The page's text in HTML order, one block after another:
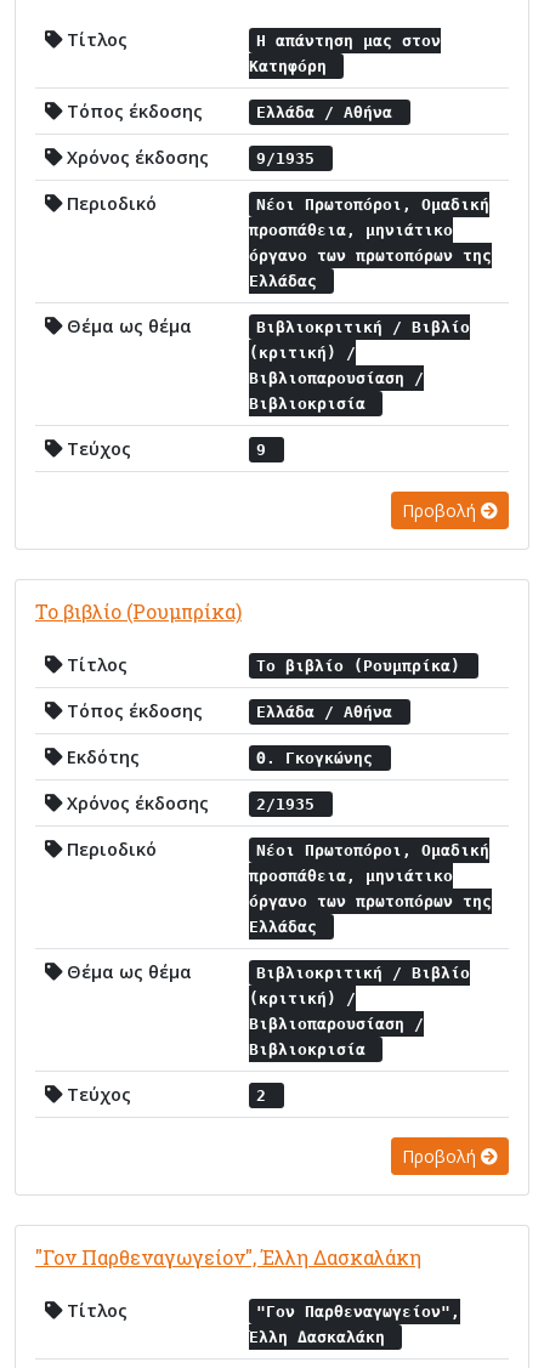
Τίτλος
Η απάντηση μας στον
Κατηφόρη
Τόπος έκδοσης Ελλάδα / Αθήνα
Χρόνος έκδοσης 9/1935
Περιοδικό
Νέοι Πρωτοπόροι, Ομαδική
προσπάθεια, μηνιάτικο
όργανο των πρωτοπόρων της
Ελλάδας
Θέμα ως θέμα
Βιβλιοκριτική / Βιβλίο
(κριτική) /
Βιβλιοπαρουσίαση /
Βιβλιοκρισία
Τεύχος 9
Προβολή
Το βιβλίο (Ρουμπρίκα)
Τίτλος Το βιβλίο (Ρουμπρίκα)
Τόπος έκδοσης Ελλάδα / Αθήνα
Εκδότης Θ. Γκογκώνης
Χρόνος έκδοσης 2/1935
Περιοδικό
Νέοι Πρωτοπόροι, Ομαδική
προσπάθεια, μηνιάτικο
όργανο των πρωτοπόρων της
Ελλάδας
Θέμα ως θέμα
Βιβλιοκριτική / Βιβλίο
(κριτική) /
Βιβλιοπαρουσίαση /
Βιβλιοκρισία
Τεύχος 2
Προβολή
"Γον Παρθεναγωγείον", Έλλη Δασκαλάκη
Τίτλος
"Γον Παρθεναγωγείον",
Έλλη Δασκαλάκη